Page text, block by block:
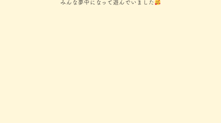
みんな夢中になって遊んでいました